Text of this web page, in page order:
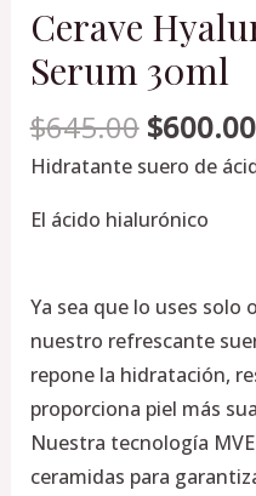
Cerave
Serum 30ml
$645.00 $600.00
Hidratante suero de
El ácido hialurónico
Ya sea que lo uses solo
nuestro refrescante
repone la hidratación,
proporciona piel más
Nuestra tecnología
ceramidas para